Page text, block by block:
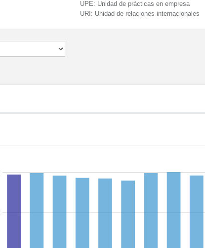
UPE: Unidad de prácticas en empresa
URI: Unidad de relaciones internacionales